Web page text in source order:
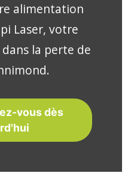
alimentation
Laser, votre
la perte de
vous dès